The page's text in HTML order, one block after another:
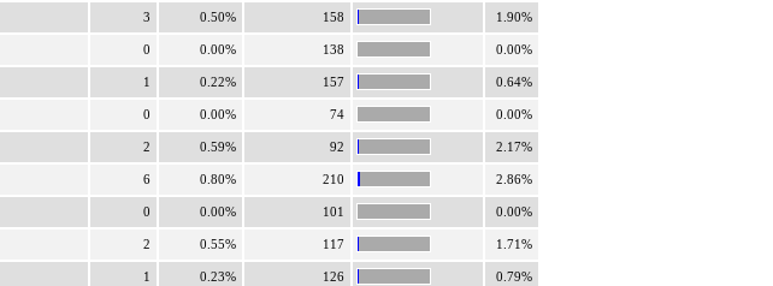
3 0.50% 158 1.90%
0 0.00% 138 0.00%
1 0.22% 157 0.64%
0 0.00% 74 0.00%
2 0.59% 92 2.17%
6 0.80% 210 2.86%
0 0.00% 101 0.00%
2 0.55% 117 1.71%
1 0.23% 126 0.79%